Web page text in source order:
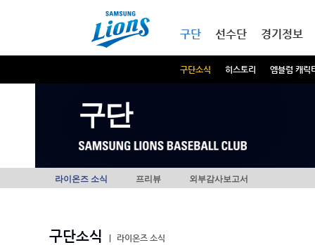
구단
구단소식 히스토리 엠블럼 캐릭
선수단 경기정보
구단
라이온즈 소식 프리뷰 외부감사보고서
구단소식
라이온즈 소식